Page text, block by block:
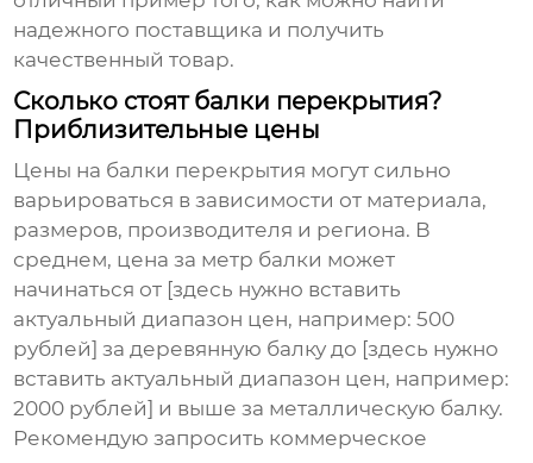
надежного поставщика и получить
качественный товар.
Сколько стоят балки перекрытия?
Приблизительные цены
Цены на балки перекрытия могут сильно
варьироваться в зависимости от материала,
размеров, производителя и региона. В
среднем, цена за метр балки может
начинаться от [здесь нужно вставить
актуальный диапазон цен, например: 500
рублей] за деревянную балку до [здесь нужно
вставить актуальный диапазон цен, например:
2000 рублей] и выше за металлическую балку.
Рекомендую запросить коммерческое